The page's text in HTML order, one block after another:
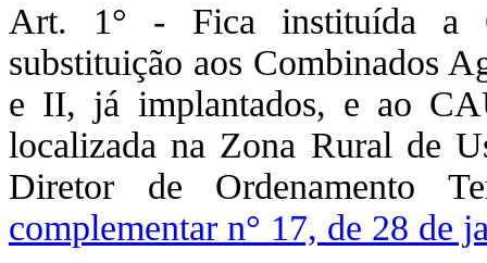
Art. 1° - Fica instituída a
substituição aos Combinados
e II, já implantados, e ao
localizada na Zona Rural de
Diretor de Ordenamento
complementar n° 17, de 28 de